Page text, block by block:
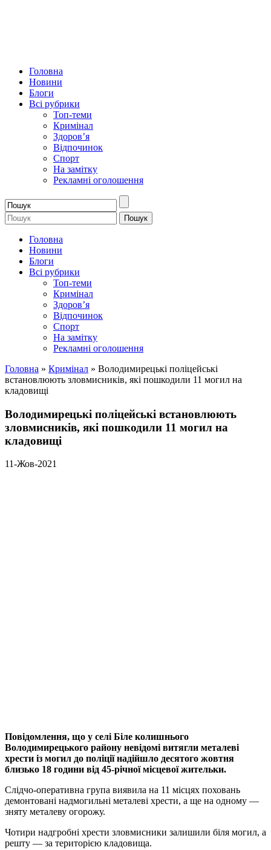
Головна
Новини
Блоги
Всі рубрики
Топ-теми
Кримінал
Здоров’я
Відпочинок
Спорт
На замітку
Рекламні оголошення
Головна
Новини
Блоги
Всі рубрики
Топ-теми
Кримінал
Здоров’я
Відпочинок
Спорт
На замітку
Рекламні оголошення
Головна » Кримінал » Володимирецькі поліцейські
встановлюють зловмисників, які пошкодили 11 могил на
кладовищі
Володимирецькі поліцейські встановлюють
зловмисників, які пошкодили 11 могил на
кладовищі
11-Жов-2021
Повідомлення, що у селі Біле колишнього
Володимирецького району невідомі витягли металеві
хрести із могил до поліції надійшло десятого жовтня
близько 18 години від 45-річної місцевої жительки.
Слідчо-оперативна група виявила на 11 місцях поховань
демонтовані надмогильні металеві хрести, а ще на одному —
зняту металеву огорожу.
Чотири надгробні хрести зловмисники залишили біля могил, а
решту — за територією кладовища.